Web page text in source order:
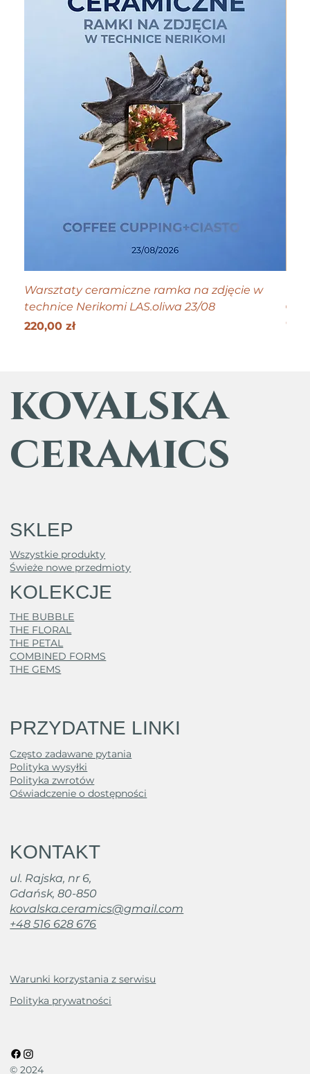
Warsztaty ceramiczne ramka na zdjęcie w
technice Nerikomi LAS.oliwa 23/08
Cena
220,00 zł Get
kovalska
ceramics
SKLEP
Wszystkie produkty
Świeże nowe przedmioty
KOLEKCJE
THE BUBBLE
THE FLORAL
THE PETAL
COMBINED FORMS
THE GEMS
PRZYDATNE LINKI
Często zadawane pytania
Polityka wysyłki
Polityka zwrotów
Oświadczenie o dostępności
KONTAKT
ul. Rajska, nr 6,
Gdańsk, 80-850
kovalska.ceramics@gmail.com
+48 516 628 676
Warunki korzystania z serwisu
Polityka prywatności
© 2024